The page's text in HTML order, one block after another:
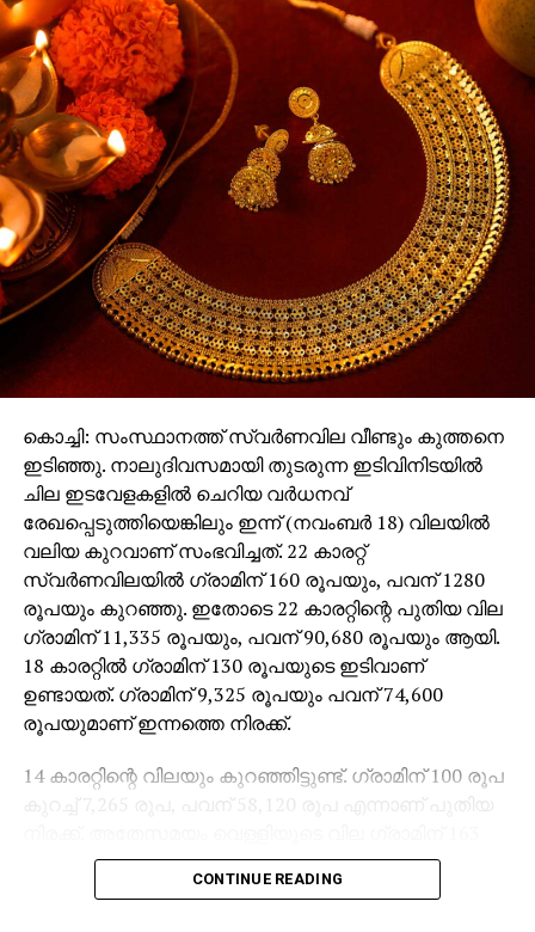
കൊച്ചി: സംസ്ഥാനത്ത് സ്വര്‍ണവില വീണ്ടും കുത്തനെ
ഇടിഞ്ഞു. നാലുദിവസമായി തുടരുന്ന ഇടിവിനിടയില്‍
ചില ഇടവേളകളില്‍ ചെറിയ വര്‍ധനവ്
രേഖപ്പെടുത്തിയെങ്കിലും ഇന്ന് (നവംബര്‍ 18) വിലയില്‍
വലിയ കുറവാണ് സംഭവിച്ചത്. 22 കാരറ്റ്
സ്വര്‍ണവിലയില്‍ ഗ്രാമിന് 160 രൂപയും, പവന് 1280
രൂപയും കുറഞ്ഞു. ഇതോടെ 22 കാരറ്റിന്റെ പുതിയ വില
ഗ്രാമിന് 11,335 രൂപയും, പവന് 90,680 രൂപയും ആയി.
18 കാരറ്റില്‍ ഗ്രാമിന് 130 രൂപയുടെ ഇടിവാണ്
ഉണ്ടായത്. ഗ്രാമിന് 9,325 രൂപയും പവന് 74,600
രൂപയുമാണ് ഇന്നത്തെ നിരക്ക്.
14 കാരറ്റിന്റെ വിലയും കുറഞ്ഞിട്ടുണ്ട്. ഗ്രാമിന് 100 രൂപ
കുറച്ച് 7,265 രൂപ, പവന് 58,120 രൂപ എന്നാണ് പുതിയ
രൂപ എന്ന നിലയില്‍ തുടരുന്നു. അന്താരാഷ്ട്ര
വിപണിയിലും വില താഴോട്ടുള്ള പ്രവണതയാണ്.
CONTINUE READING